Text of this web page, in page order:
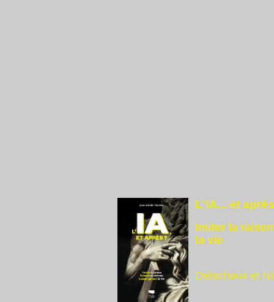
L'IA... et
Imiter la
la vie
Delachaux et